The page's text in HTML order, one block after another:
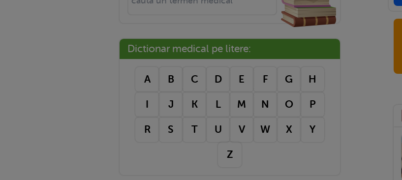
Dictionar medical pe litere:
A B C D E F G H
I J K L M N O P
R S T U V W X Y
Z